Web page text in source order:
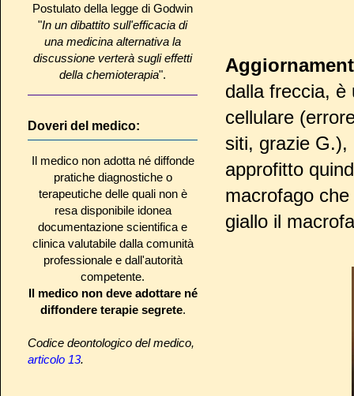
dalla freccia, è
cellulare
siti, grazie G.),
approfitto
macrofago
giallo il
Postulato della legge di Godwin
"In un dibattito sull'efficacia di
una medicina alternativa la
discussione verterà sugli effetti
della chemioterapia".
Doveri del medico:
Il medico non adotta né diffonde
pratiche diagnostiche o
terapeutiche delle quali non è
resa disponibile idonea
documentazione scientifica e
clinica valutabile dalla comunità
professionale e dall'autorità
competente.
Il medico non deve adottare né
diffondere terapie segrete.
Codice deontologico del medico,
articolo 13.